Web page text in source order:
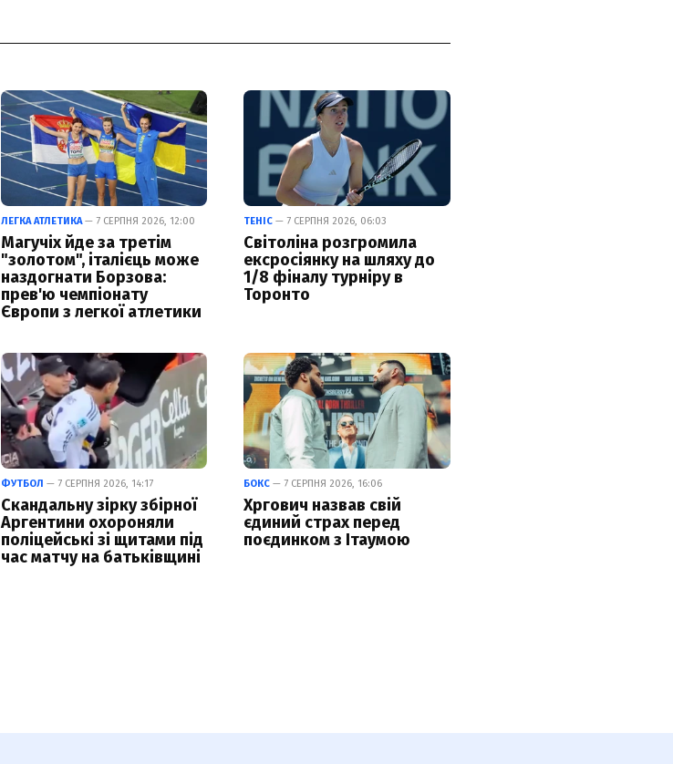
ЛЕГКА АТЛЕТИКА— 7 СЕРПНЯ 2026, 12:00
Магучіх йде за третім
"золотом", італієць може
наздогнати Борзова:
прев'ю чемпіонату
Європи з легкої атлетики
ТЕНІС — 7 СЕРПНЯ 2026, 06:03
Світоліна розгромила
ексросіянку на шляху до
1/8 фіналу турніру в
Торонто
ФУТБОЛ — 7 СЕРПНЯ 2026, 14:17
Скандальну зірку збірної
Аргентини охороняли
поліцейські зі щитами під
час матчу на батьківщині
БОКС — 7 СЕРПНЯ 2026, 16:06
Хргович назвав свій
єдиний страх перед
поєдинком з Ітаумою